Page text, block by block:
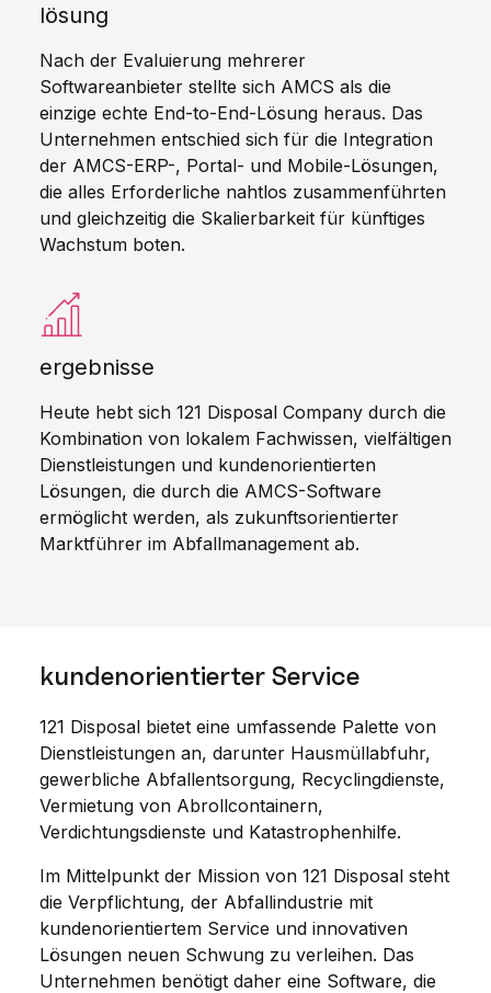
lösung
Nach der Evaluierung mehrerer
Softwareanbieter stellte sich AMCS als die
einzige echte End-to-End-Lösung heraus. Das
Unternehmen entschied sich für die Integration
der AMCS-ERP-, Portal- und Mobile-Lösungen,
die alles Erforderliche nahtlos zusammenführten
und gleichzeitig die Skalierbarkeit für künftiges
Wachstum boten.
ergebnisse
Heute hebt sich 121 Disposal Company durch die
Kombination von lokalem Fachwissen, vielfältigen
Dienstleistungen und kundenorientierten
Lösungen, die durch die AMCS-Software
ermöglicht werden, als zukunftsorientierter
Marktführer im Abfallmanagement ab.
kundenorientierter Service
121 Disposal bietet eine umfassende Palette von
Dienstleistungen an, darunter Hausmüllabfuhr,
gewerbliche Abfallentsorgung, Recyclingdienste,
Vermietung von Abrollcontainern,
Verdichtungsdienste und Katastrophenhilfe.
Im Mittelpunkt der Mission von 121 Disposal steht
die Verpflichtung, der Abfallindustrie mit
kundenorientiertem Service und innovativen
Lösungen neuen Schwung zu verleihen. Das
Unternehmen benötigt daher eine Software, die